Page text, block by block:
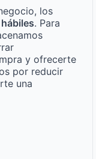
los
. Para
y ofrecerte
por reducir
una